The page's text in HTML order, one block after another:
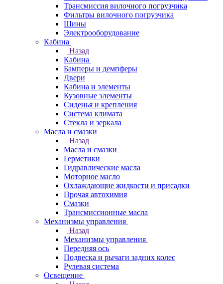
Трансмиссия вилочного погрузчика
Фильтры вилочного погрузчика
Шины
Электрооборудование
Кабина
Назад
Кабина
Бамперы и демпферы
Двери
Кабина и элементы
Кузовные элементы
Сиденья и крепления
Система климата
Стекла и зеркала
Масла и смазки
Назад
Масла и смазки
Герметики
Гидравлические масла
Моторное масло
Охлаждающие жидкости и присадки
Прочая автохимия
Смазки
Трансмиссионные масла
Механизмы управления
Назад
Механизмы управления
Передняя ось
Подвеска и рычаги задних колес
Рулевая система
Освещение